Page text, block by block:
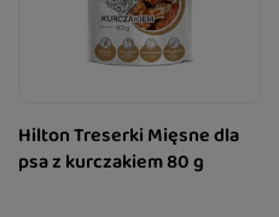
Hilton Treserki Mięsne dla
psa z kurczakiem 80 g